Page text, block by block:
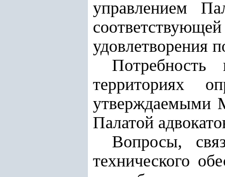
управлением
удовлетворения
территориях
утверждаемыми
Палатой
Вопросы,
технического